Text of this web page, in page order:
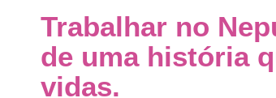
Trabalhar no
de uma história
vidas.